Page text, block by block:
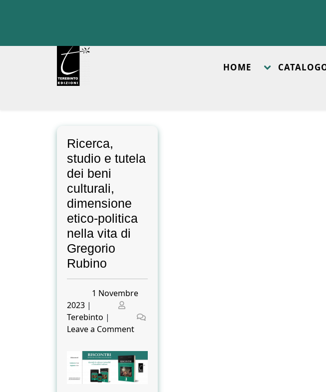
HOME
Ricerca,
studio e tutela
dei beni
culturali,
dimensione
etico-politica
nella vita di
Gregorio
Rubino
Posted
1 Novembre
2023 |
Posted
Terebinto |
Leave a Commenton
studio
e
tutela